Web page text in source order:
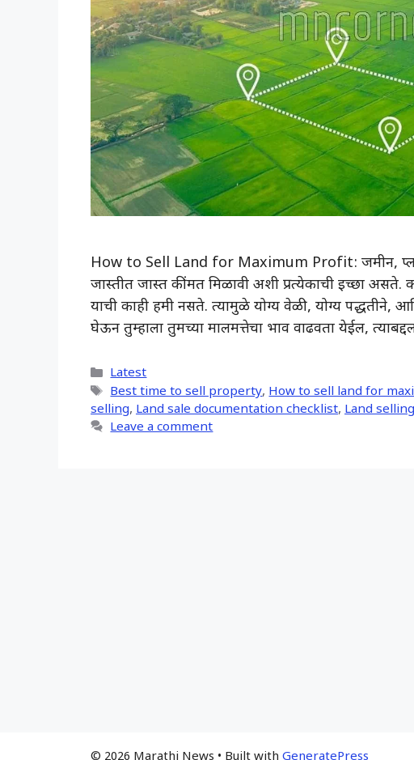
How to Sell Land for Maximum Profit: जमीन, प्लॉट,
जास्तीत जास्त कींमत मिळावी अशी प्रत्येकाची इच्छा असते.
याची काही हमी नसते. त्यामुळे योग्य वेळी, योग्य पद्धतीने,
घेऊन तुम्हाला तुमच्या मालमत्तेचा भाव वाढवता येईल,
Categories
Latest
Tags
Best time to sell property,How to sell land for
selling, Land sale documentation checklist, Land
Leave a comment
© 2026 Marathi News • Built with GeneratePress